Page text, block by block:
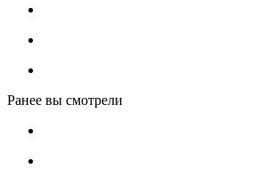
Ранее вы смотрели